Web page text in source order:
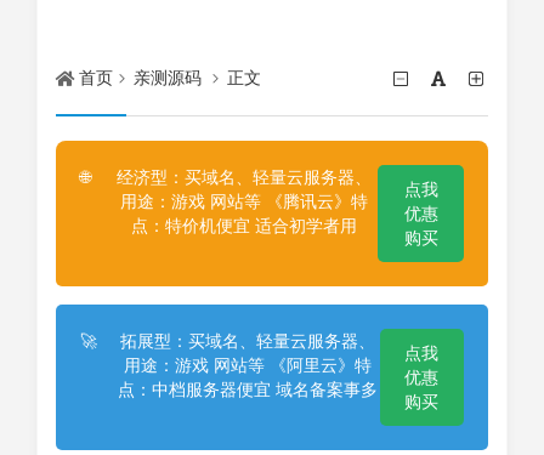
首页 亲测源码 正文
🌐
经济型：买域名、轻量云服务器、
用途：游戏 网站等 《腾讯云》特
点：特价机便宜 适合初学者用
点我
优惠
购买
🚀
拓展型：买域名、轻量云服务器、
用途：游戏 网站等 《阿里云》特
点：中档服务器便宜 域名备案事多
点我
优惠
购买